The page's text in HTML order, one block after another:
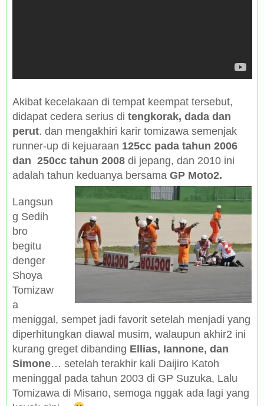
Akibat kecelakaan di tempat keempat tersebut,
didapat cedera serius di tengkorak, dada dan
perut. dan mengakhiri karir tomizawa semenjak
runner-up di kejuaraan 125cc pada tahun 2006
dan 250cc tahun 2008di jepang, dan 2010 ini
adalah tahun keduanya bersama GP Moto2.
Langsun
g Sedih
bro
begitu
denger
Shoya
Tomizaw
a
meniggal, sempet jadi favorit setelah menjadi yang
diperhitungkan diawal musim, walaupun akhir2 ini
kurang greget dibanding Ellias, Iannone, dan
Simone… setelah terakhir kali Daijiro Katoh
meninggal pada tahun 2003 di GP Suzuka, Lalu
Tomizawa di Misano, semoga nggak ada lagi yang